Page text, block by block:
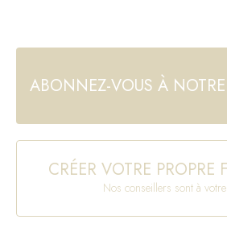
ABONNEZ-VOUS À
CRÉER VOTRE PROPRE
Nos conseillers sont à